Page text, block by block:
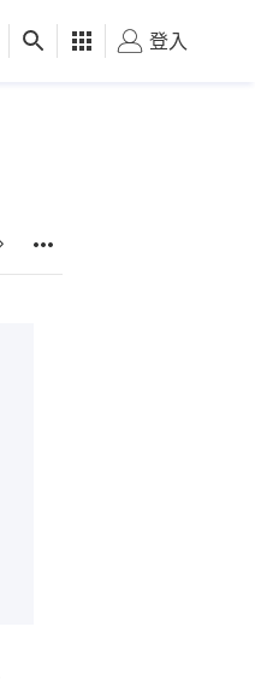
健康 好食玩飛
登入